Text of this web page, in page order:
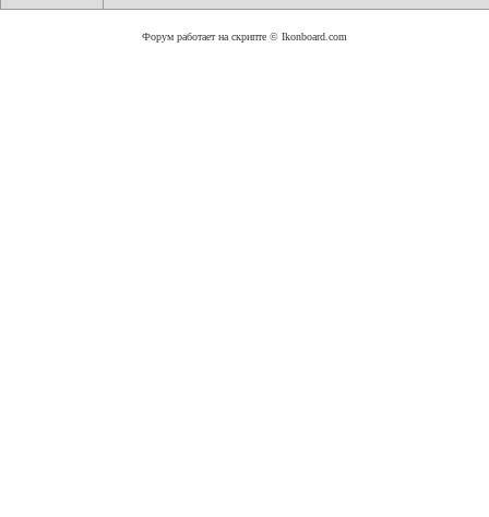
Форум работает на скрипте © Ikonboard.com